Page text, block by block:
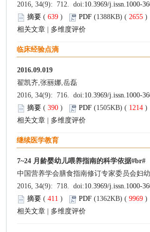
2016, 34(9): 712. doi:10.3969/j.issn.1000-
摘要 (639 ) PDF (1388KB) ( 2655)
相关文章
多维度评价
临床经验点滴
2016.09.019
翟凯齐,张丽娜,岳磊
2016, 34(9): 716. doi:10.3969/j.issn.1000-
摘要 (390 ) PDF (1505KB) ( 1214)
相关文章
多维度评价
继续医学教育
7~24 月龄婴幼儿喂养指南的科学依据#br#
中国营养学会膳食指南修订专家委员会妇
2016, 34(9): 718. doi:10.3969/j.issn.1000-
摘要 (411 ) PDF (1362KB) ( 9969)
相关文章
多维度评价